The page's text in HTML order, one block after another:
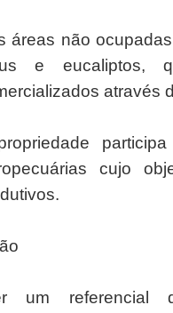
áreas não
e eucaliptos,
através
cujo
um referencial